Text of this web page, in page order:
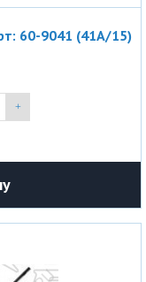
60-9041 (41A/15)